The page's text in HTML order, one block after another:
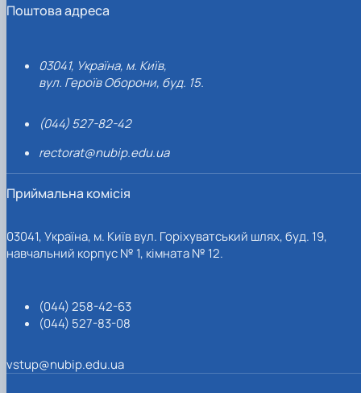
Поштова адреса
03041, Україна, м. Київ,
вул. Героїв Оборони, буд. 15.
(044) 527-82-42
rectorat@nubip.edu.ua
Приймальна комісія
03041, Україна, м. Київ вул. Горіхуватський шлях, буд. 19,
навчальний корпус № 1, кімната № 12.
(044) 258-42-63
(044) 527-83-08
vstup@nubip.edu.ua